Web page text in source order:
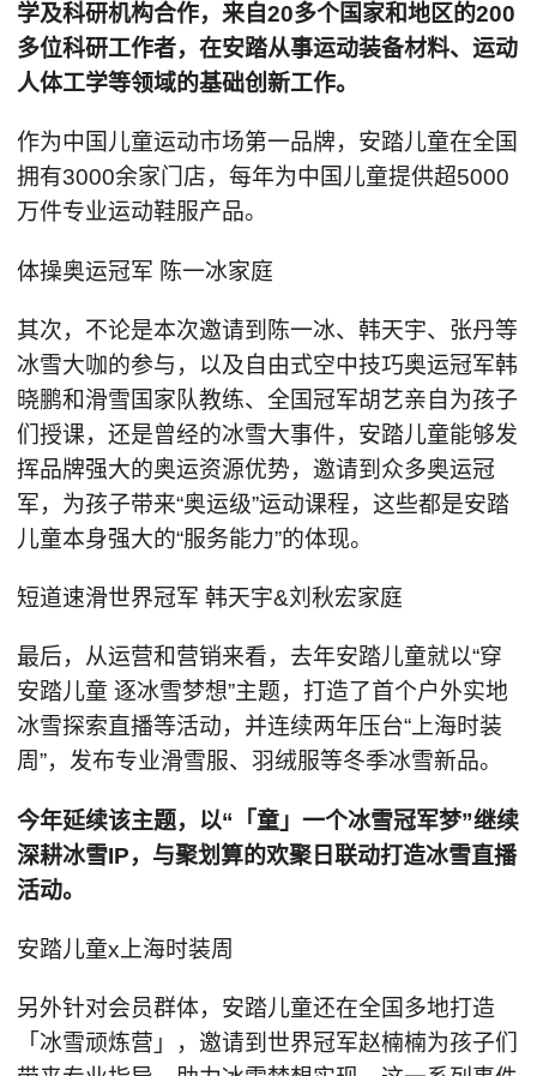
学及科研机构合作，来自20多个国家和地区的200
多位科研工作者，在安踏从事运动装备材料、运动
人体工学等领域的基础创新工作。
作为中国儿童运动市场第一品牌，安踏儿童在全国
拥有3000余家门店，每年为中国儿童提供超5000
万件专业运动鞋服产品。
体操奥运冠军 陈一冰家庭
其次，不论是本次邀请到陈一冰、韩天宇、张丹等
冰雪大咖的参与，以及自由式空中技巧奥运冠军韩
晓鹏和滑雪国家队教练、全国冠军胡艺亲自为孩子
们授课，还是曾经的冰雪大事件，安踏儿童能够发
挥品牌强大的奥运资源优势，邀请到众多奥运冠
军，为孩子带来“奥运级”运动课程，这些都是安踏
儿童本身强大的“服务能力”的体现。
短道速滑世界冠军 韩天宇&刘秋宏家庭
最后，从运营和营销来看，去年安踏儿童就以“穿
安踏儿童 逐冰雪梦想”主题，打造了首个户外实地
冰雪探索直播等活动，并连续两年压台“上海时装
周”，发布专业滑雪服、羽绒服等冬季冰雪新品。
今年延续该主题，以“「童」一个冰雪冠军梦”继续
深耕冰雪IP，与聚划算的欢聚日联动打造冰雪直播
活动。
安踏儿童x上海时装周
另外针对会员群体，安踏儿童还在全国多地打造
「冰雪顽炼营」，邀请到世界冠军赵楠楠为孩子们